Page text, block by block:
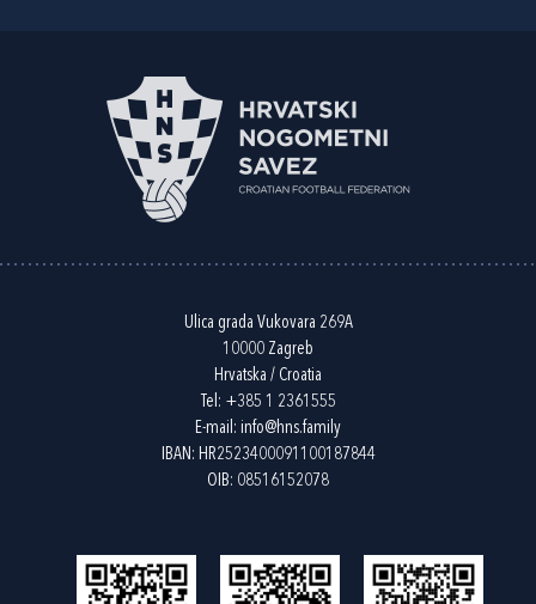
Ulica grada Vukovara 269A
10000 Zagreb
Hrvatska / Croatia
Tel: +385 1 2361555
E-mail: info@hns.family
IBAN: HR2523400091100187844
OIB: 08516152078